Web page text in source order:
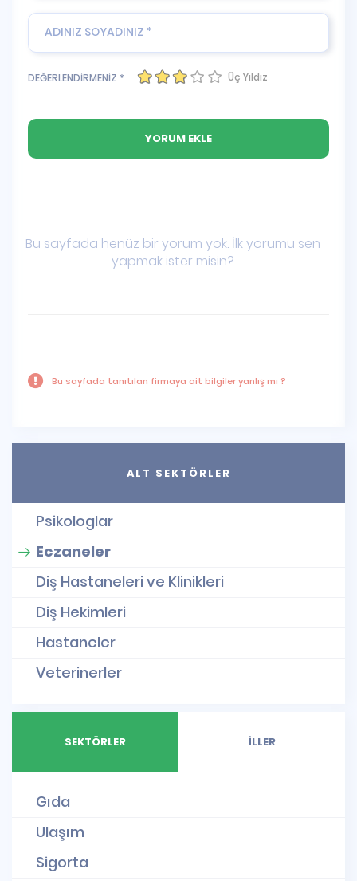
DEĞERLENDİRMENİZ * Üç Yıldız
Bu sayfada henüz bir yorum yok. İlk yorumu sen
yapmak ister misin?
Bu sayfada tanıtılan firmaya ait bilgiler yanlış mı ?
ALT SEKTÖRLER
Psikologlar
Eczaneler
Diş Hastaneleri ve Klinikleri
Diş Hekimleri
Hastaneler
Veterinerler
SEKTÖRLER İLLER
Gıda
Ulaşım
Sigorta